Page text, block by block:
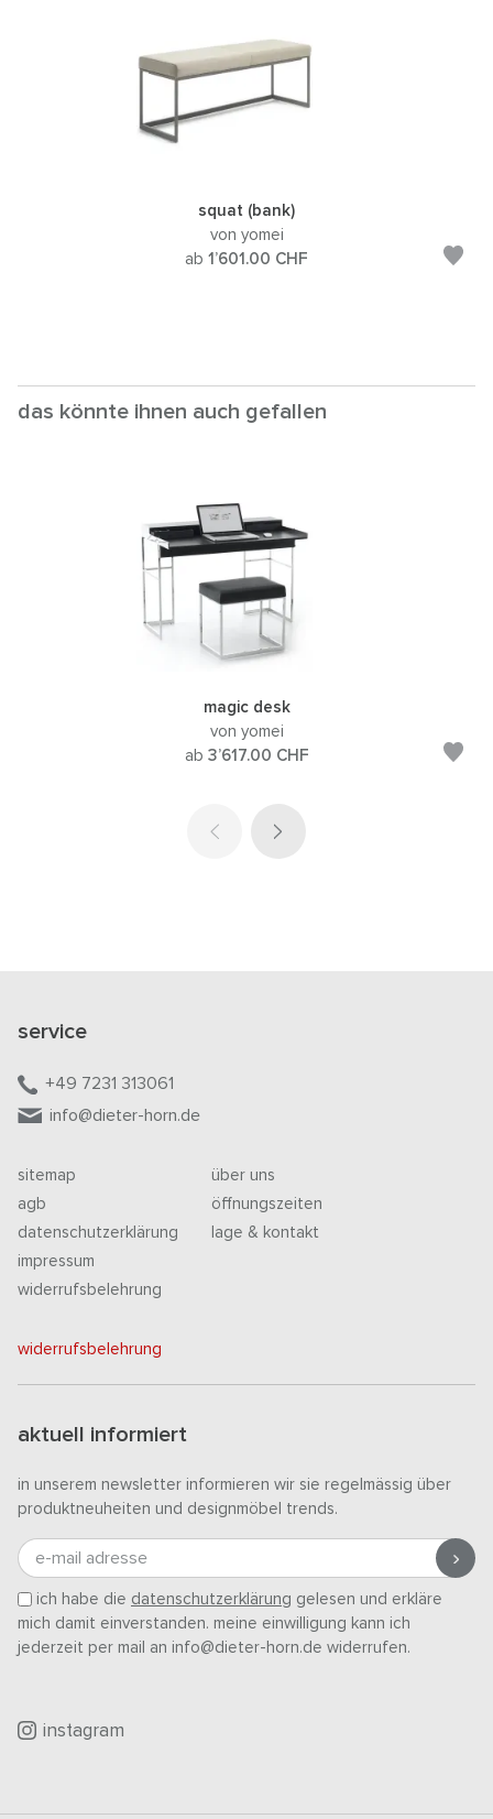
squat (bank)
von yomei
ab 1’601.00 CHF
das könnte ihnen auch gefallen
magic desk
von yomei
ab 3’617.00 CHF
service
+49 7231 313061
info@dieter-horn.de
sitemap
agb
datenschutzerklärung
impressum
widerrufsbelehrung
über uns
öffnungszeiten
lage & kontakt
widerrufsbelehrung
aktuell informiert
in unserem newsletter informieren wir sie regelmässig über
produktneuheiten und designmöbel trends.
e-mail adresse
ich habe die datenschutzerklärung gelesen und erkläre
mich damit einverstanden. meine einwilligung kann ich
jederzeit per mail an info@dieter-horn.de widerrufen.
instagram